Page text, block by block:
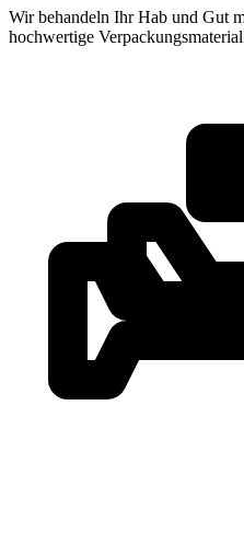
Wir behandeln Ihr Hab und Gut
hochwertige